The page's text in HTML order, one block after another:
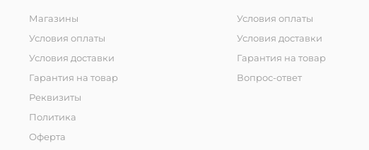
Магазины
Условия оплаты
Условия доставки
Гарантия на товар
Реквизиты
Политика
Оферта
Условия оплаты
Условия доставки
Гарантия на товар
Вопрос-ответ